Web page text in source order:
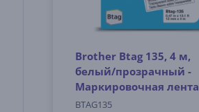
Brother Btag 135, 4 м,
белый/прозрачный -
Маркировочная лента
BTAG135